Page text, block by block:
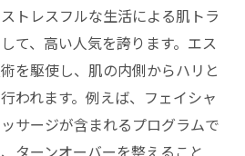
テでシワケアの魅力を再発見
浅草橋の魅力を満喫する方法
で叶えるワンランク上のシワ
化した浅草橋エステの魅力
トレスフルな生活による肌トラ
て、高い人気を誇ります。エス
を駆使し、肌の内側からハリと
われます。例えば、フェイシャ
サージが含まれるプログラムで
ターンオーバーを整えること